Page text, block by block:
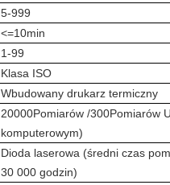
5-999
<=10min
1-99
Klasa ISO
Wbudowany drukarz termiczny
20000Pomiarów /300Pomiarów
komputerowym)
Dioda laserowa (średni czas
30 000 godzin)